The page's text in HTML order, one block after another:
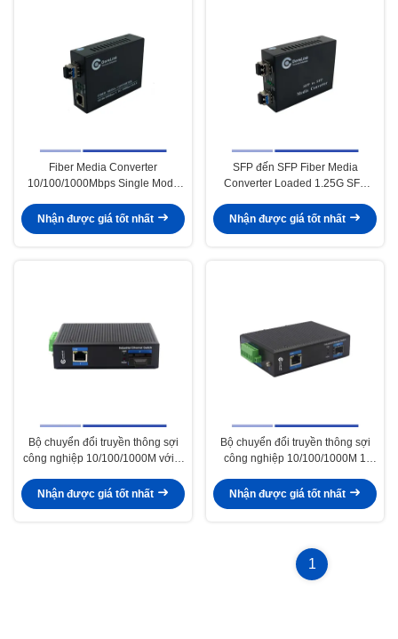
Fiber Media Converter
10/100/1000Mbps Single Mode
40KM
Nhận được giá tốt nhất
SFP đến SFP Fiber Media
Converter Loaded 1.25G SFP
1310nm Dual SFP module
Nhận được giá tốt nhất
Bộ chuyển đổi truyền thông sợi
công nghiệp 10/100/1000M với 2
SMF Duplex SC 1310nm 20KM
Nhận được giá tốt nhất
Bộ chuyển đổi truyền thông sợi
công nghiệp 10/100/1000M 1
mode SMF Duplex 1310nm 20KM
Nhận được giá tốt nhất
1